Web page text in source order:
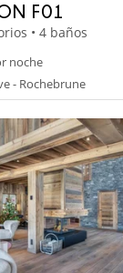
F01
• 4 baños
noche
- Rochebrune